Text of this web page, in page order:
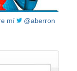
mí @aberron